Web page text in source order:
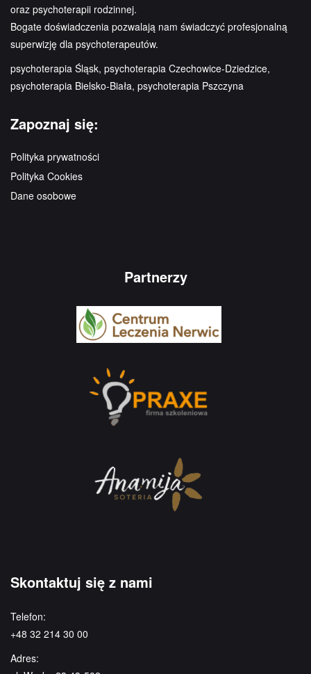
oraz psychoterapii rodzinnej.
Bogate doświadczenia pozwalają nam świadczyć profesjonalną
superwizję dla psychoterapeutów.
psychoterapia Śląsk, psychoterapia Czechowice-Dziedzice,
psychoterapia Bielsko-Biała, psychoterapia Pszczyna
Zapoznaj się:
Polityka prywatności
Polityka Cookies
Dane osobowe
Partnerzy
Skontaktuj się z nami
Telefon:
+48 32 214 30 00
Adres: